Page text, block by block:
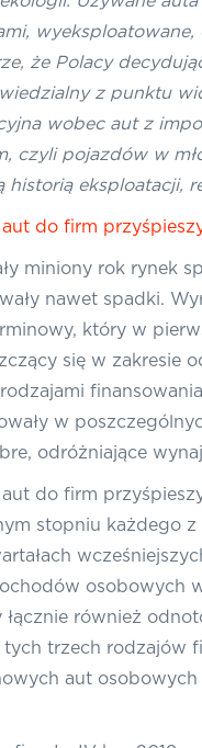
że Polacy
z punktu
wobec aut z
czyli pojazdów w
historią eksploatacji,
do firm
miniony rok rynek
nawet spadki.
który w
się w zakresie
w
odróżniające
do firm
stopniu każdego
osobowych
łącznie również
trzech rodzajów
aut